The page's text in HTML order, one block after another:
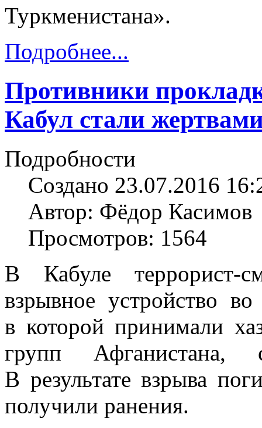
Туркменистана».
Подробнее...
Противники
Кабул стали
Подробности
Создано 23.07.2016
Автор: Фёдор Касимов
Просмотров: 1564
В Кабуле террорист-
взрывное устройство
в которой принимали
групп Афганистана,
В результате взрыва
получили ранения.